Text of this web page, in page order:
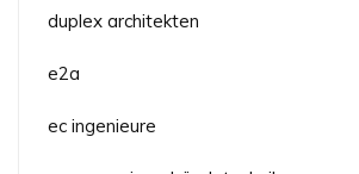
duplex architekten
e2a
ec ingenieure